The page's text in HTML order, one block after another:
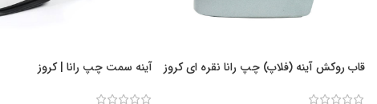
قاب روکش آینه (فلاپ) چپ رانا نقره ای کروز آینه سمت چپ رانا | کروز